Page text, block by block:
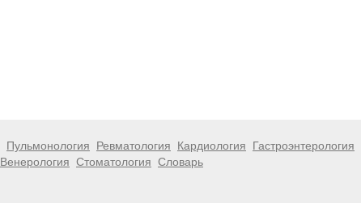
Пульмонология Ревматология Кардиология Гастроэнтерология
Венерология Стоматология Словарь